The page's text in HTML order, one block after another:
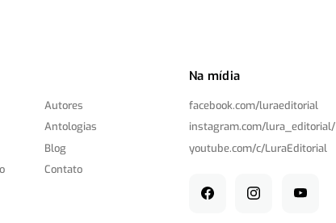
Autores
Antologias
Blog
Contato
Na mídia
facebook.com/luraeditorial
instagram.com/lura_editorial/
youtube.com/c/LuraEditorial